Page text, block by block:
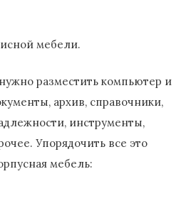
мебели.
разместить компьютер и
архив, справочники,
инструменты,
Упорядочить все это
мебель: